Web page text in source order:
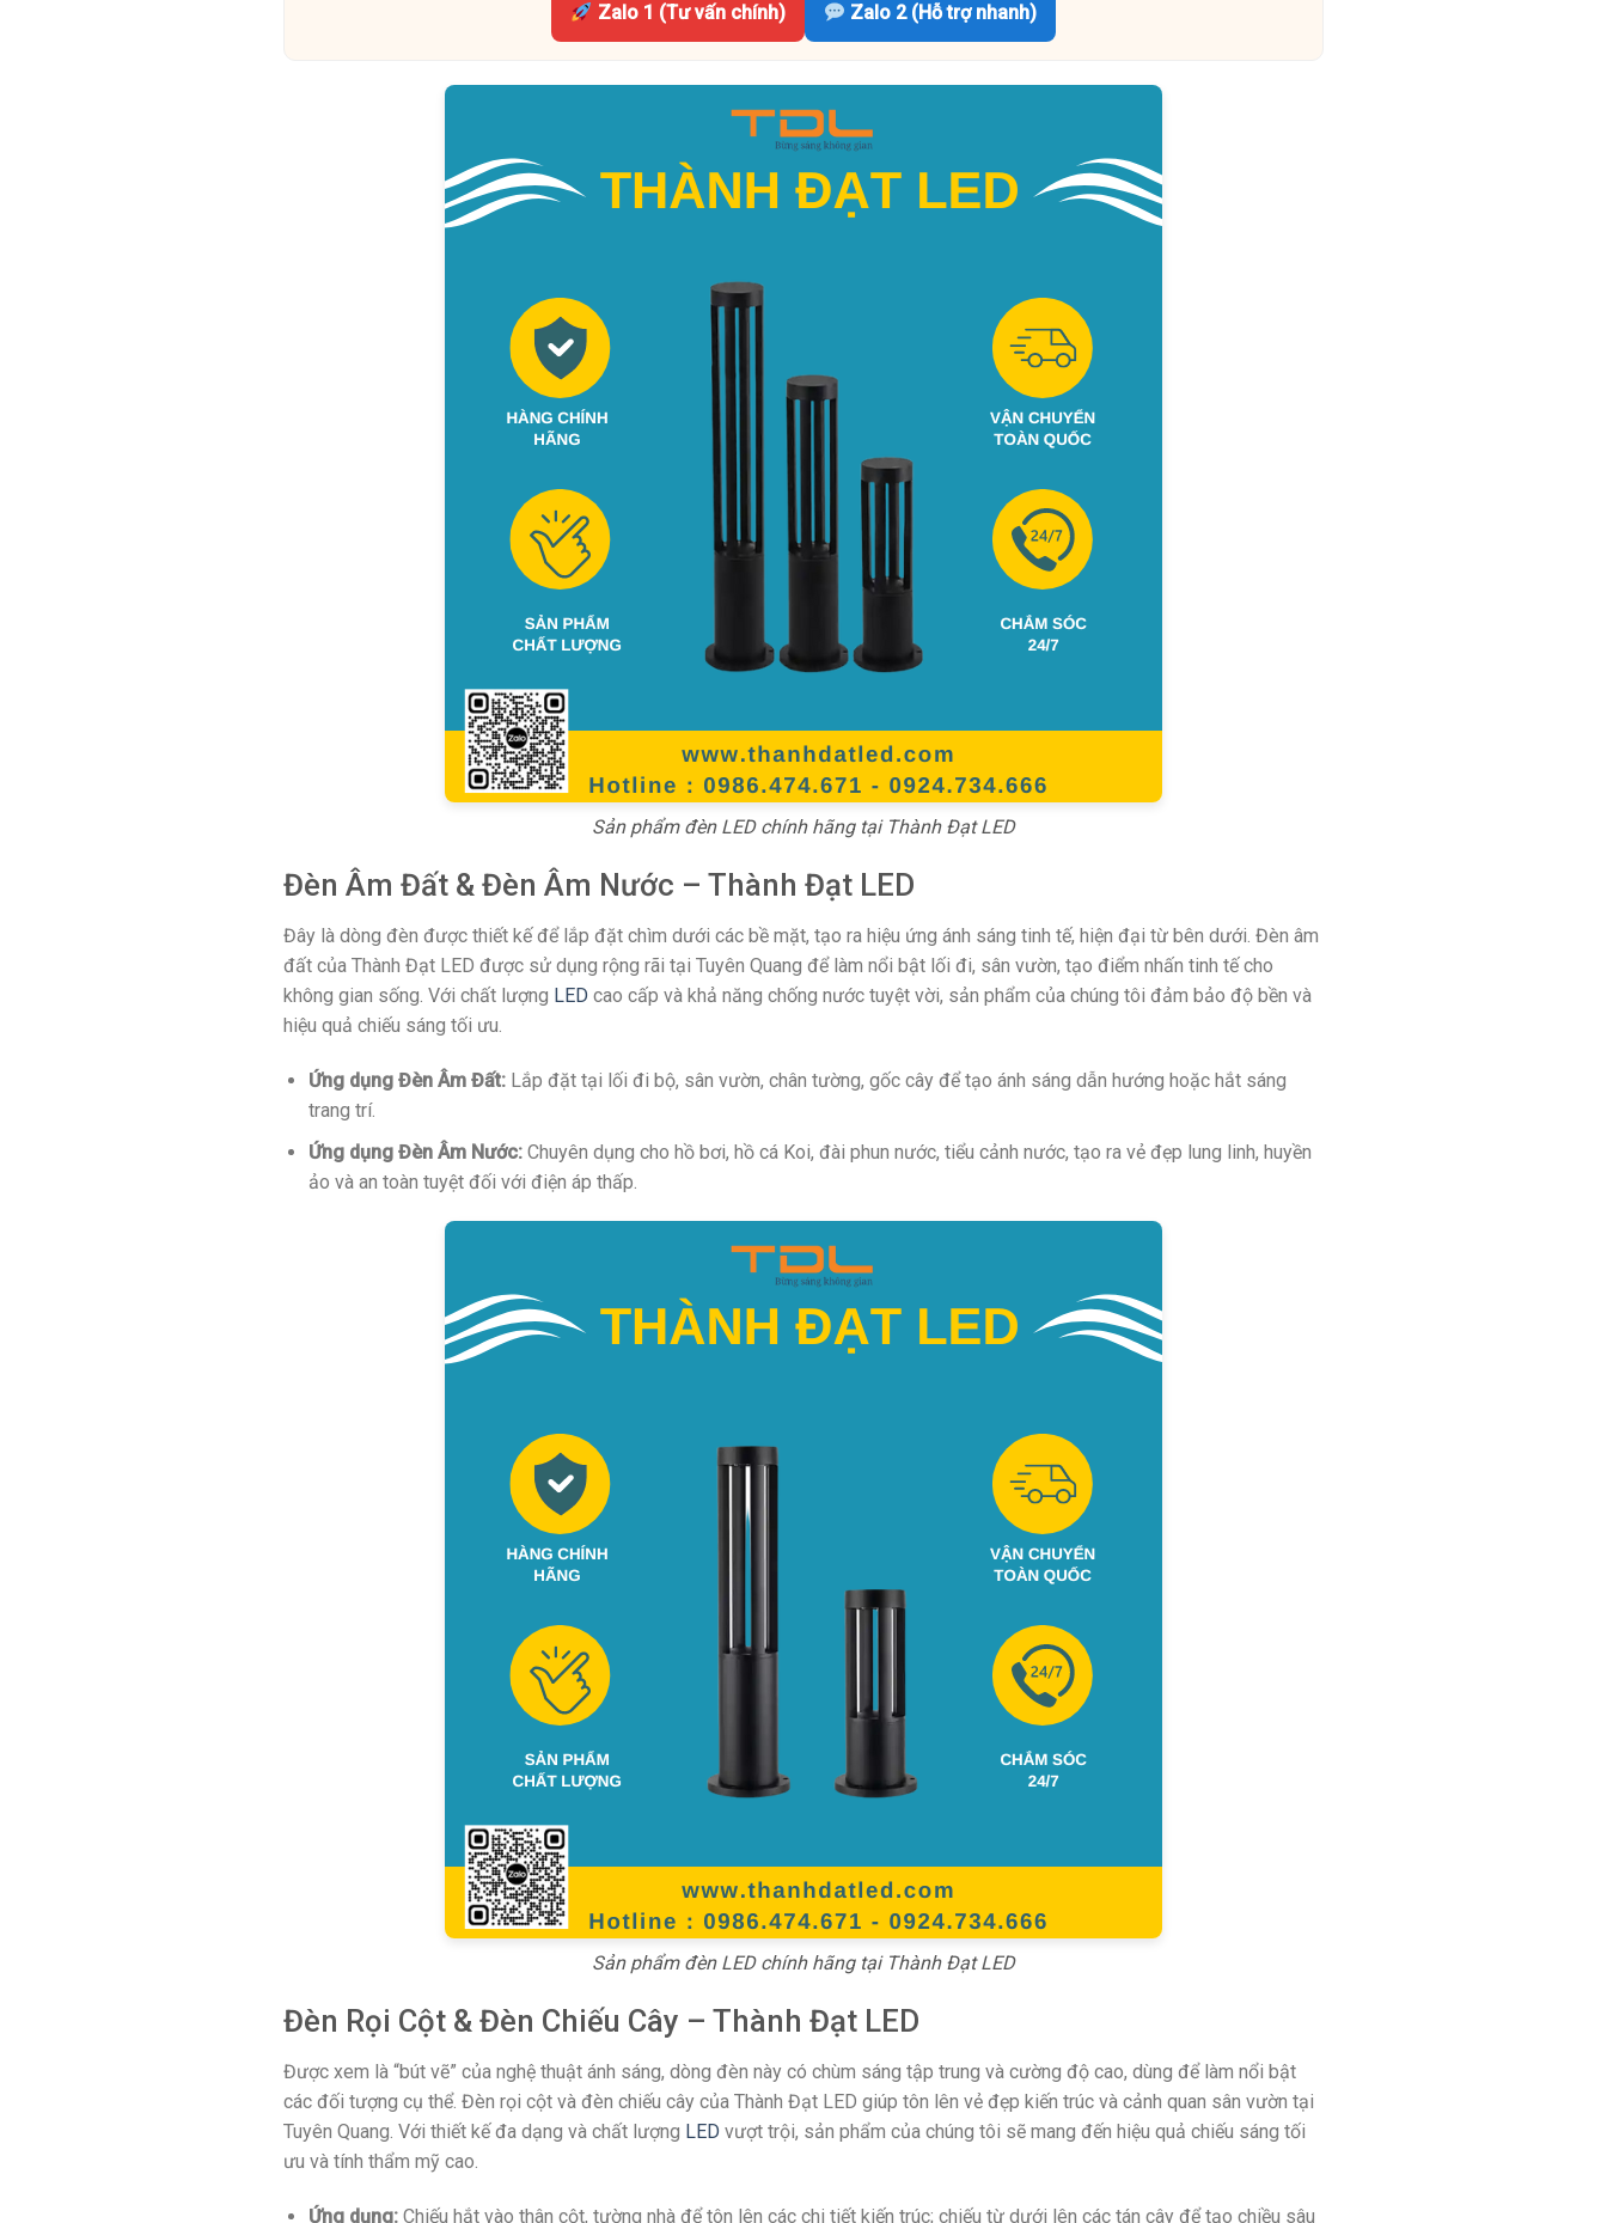
Zalo 1 (Tư vấn chính) Zalo 2 (Hỗ trợ nhanh)
Sản phẩm đèn LED chính hãng tại Thành Đạt LED
Đèn Âm Đất & Đèn Âm Nước – Thành Đạt LED
Đây là dòng đèn được thiết kế để lắp đặt chìm dưới các bề mặt, tạo ra hiệu ứng ánh sáng tinh tế, hiện đại từ bên dưới. Đèn âm
đất của Thành Đạt LED được sử dụng rộng rãi tại Tuyên Quang để làm nổi bật lối đi, sân vườn, tạo điểm nhấn tinh tế cho
không gian sống. Với chất lượng LED cao cấp và khả năng chống nước tuyệt vời, sản phẩm của chúng tôi đảm bảo độ bền và
hiệu quả chiếu sáng tối ưu.
Ứng dụng Đèn Âm Đất:Lắp đặt tại lối đi bộ, sân vườn, chân tường, gốc cây để tạo ánh sáng dẫn hướng hoặc hắt sáng
trang trí.
Ứng dụng Đèn Âm Nước:Chuyên dụng cho hồ bơi, hồ cá Koi, đài phun nước, tiểu cảnh nước, tạo ra vẻ đẹp lung linh, huyền
ảo và an toàn tuyệt đối với điện áp thấp.
Sản phẩm đèn LED chính hãng tại Thành Đạt LED
Đèn Rọi Cột & Đèn Chiếu Cây – Thành Đạt LED
Được xem là “bút vẽ” của nghệ thuật ánh sáng, dòng đèn này có chùm sáng tập trung và cường độ cao, dùng để làm nổi bật
các đối tượng cụ thể. Đèn rọi cột và đèn chiếu cây của Thành Đạt LED giúp tôn lên vẻ đẹp kiến trúc và cảnh quan sân vườn tại
Tuyên Quang. Với thiết kế đa dạng và chất lượng LED vượt trội, sản phẩm của chúng tôi sẽ mang đến hiệu quả chiếu sáng tối
ưu và tính thẩm mỹ cao.
Ứng dụng:Chiếu hắt vào thân cột, tường nhà để tôn lên các chi tiết kiến trúc; chiếu từ dưới lên các tán cây để tạo chiều sâu